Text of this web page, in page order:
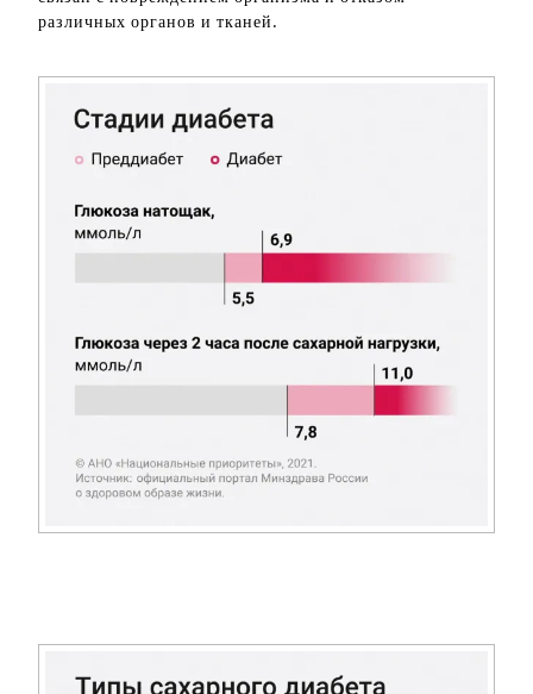
различных органов и тканей.